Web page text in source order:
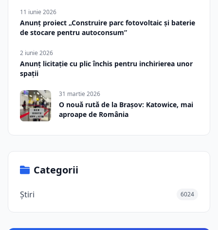
11 iunie 2026
Anunț proiect „Construire parc fotovoltaic și baterie
de stocare pentru autoconsum”
2 iunie 2026
Anunț licitație cu plic închis pentru inchirierea unor
spații
31 martie 2026
O nouă rută de la Brașov: Katowice, mai
aproape de România
Categorii
Știri 6024